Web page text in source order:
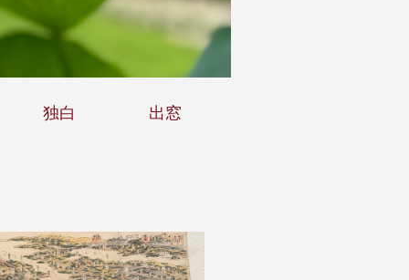
独白 出窓